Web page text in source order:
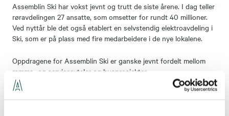
Assemblin Ski har vokst jevnt og trutt de siste årene. I dag teller
røravdelingen 27 ansatte, som omsetter for rundt 40 millioner.
Ved nyttår ble det også etablert en selvstendig elektroavdeling i
Ski, som er på plass med fire medarbeidere i de nye lokalene.
Oppdragene for Assemblin Ski er ganske jevnt fordelt mellom
ramme- og serviceavtaler og husprosjekter.
Økonomisk plattform